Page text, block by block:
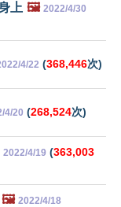
上 🖼️ 2022/4/30
4/22 (368,446次)
4/20 (268,524次)
2022/4/19 (363,003
🖼️ 2022/4/18